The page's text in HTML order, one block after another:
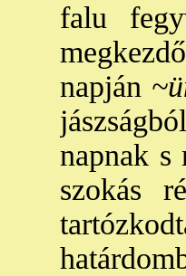
falu
napján
napnak s
szokás